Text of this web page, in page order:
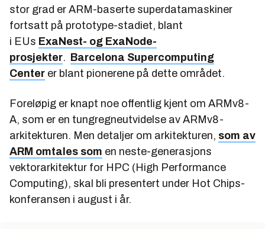
stor grad er ARM-baserte superdatamaskiner
fortsatt på prototype-stadiet, blant
i EUs ExaNest- og ExaNode-
prosjekter. Barcelona Supercomputing
Center er blant pionerene på dette området.
Foreløpig er knapt noe offentlig kjent om ARMv8-
A, som er en tungregneutvidelse av ARMv8-
arkitekturen. Men detaljer om arkitekturen, som av
ARM omtales som en neste-generasjons
vektorarkitektur for HPC (High Performance
Computing), skal bli presentert under Hot Chips-
konferansen i august i år.